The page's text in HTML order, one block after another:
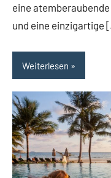
eine
und eine einzigartige
Weiterlesen